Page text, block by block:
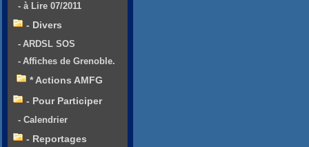
- à Lire 07/2011
- Divers
- ARDSL SOS
- Affiches de Grenoble.
* Actions AMFG
- Pour Participer
- Calendrier
- Reportages